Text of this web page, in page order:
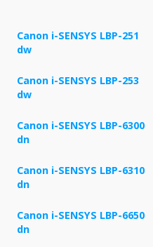
Canon i-SENSYS LBP-251
dw
Canon i-SENSYS LBP-253
dw
Canon i-SENSYS LBP-6300
dn
Canon i-SENSYS LBP-6310
dn
Canon i-SENSYS LBP-6650
dn